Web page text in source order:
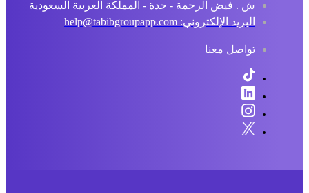
ش . فيض الرحمة - جدة - المملكة العربية السعودية
البريد الإلكتروني: help@tabibgroupapp.com
تواصل معنا